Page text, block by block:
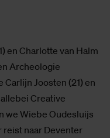
en Charlotte van Halm
Archeologie
Joosten (21) en
Creative
we Wiebe Oudesluijs
reist naar Deventer